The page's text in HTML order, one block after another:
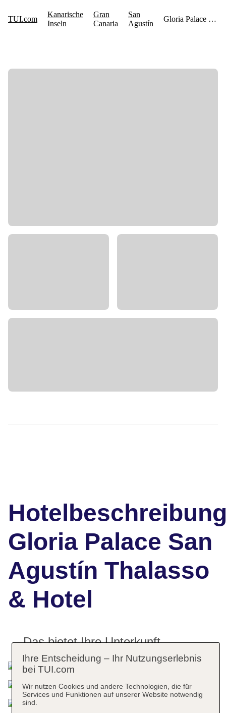
Gloria Palace San
Agustín Thalasso
& Hotel
Das bietet Ihre Unterkunft
Ihre Entscheidung – Ihr Nutzungserlebnis
bei TUI.com
Wir nutzen Cookies und andere Technologien, die für
Services und Funktionen auf unserer Website notwendig
sind.